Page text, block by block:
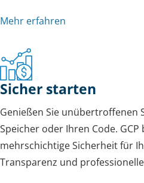
Mehr erfahren
Sicher starten
Genießen Sie unübertroffenen
Speicher oder Ihren Code.
mehrschichtige Sicherheit für
Transparenz und